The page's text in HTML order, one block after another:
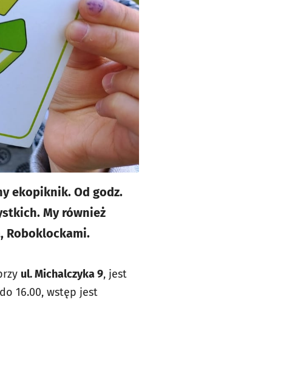
ekopiknik. Od godz.
My również
Roboklockami.
ul. Michalczyka 9, jest
16.00, wstęp jest